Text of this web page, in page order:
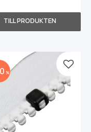
% Lägg